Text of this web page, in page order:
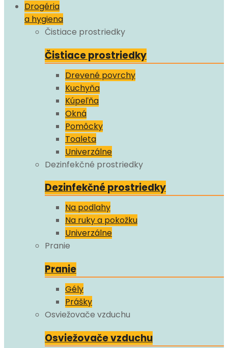
Drogéria
a hygiena
Čistiace prostriedky
Čistiace prostriedky
Drevené povrchy
Kuchyňa
Kúpeľňa
Okná
Pomôcky
Toaleta
Univerzálne
Dezinfekčné prostriedky
Dezinfekčné prostriedky
Na podlahy
Na ruky a pokožku
Univerzálne
Pranie
Pranie
Gély
Prášky
Osviežovače vzduchu
Osviežovače vzduchu